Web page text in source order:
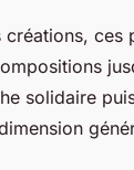
ces
solidaire